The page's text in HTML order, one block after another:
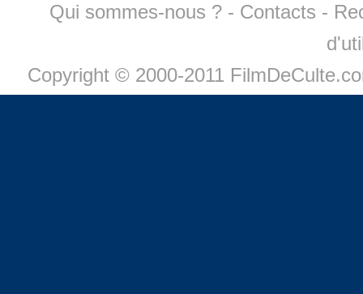
Qui sommes-nous ? - Contacts -
Copyright © 2000-2011